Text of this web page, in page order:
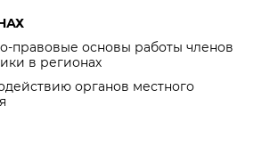
правовые основы работы членов
в регионах
органов местного